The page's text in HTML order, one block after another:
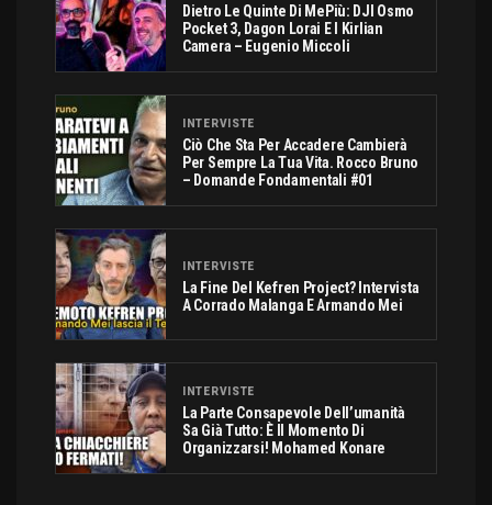
Dietro Le Quinte Di MePiù: DJI Osmo
Pocket 3, Dagon Lorai E I Kirlian
Camera – Eugenio Miccoli
INTERVISTE
Ciò Che Sta Per Accadere Cambierà
Per Sempre La Tua Vita. Rocco Bruno
– Domande Fondamentali #01
INTERVISTE
La Fine Del Kefren Project? Intervista
A Corrado Malanga E Armando Mei
INTERVISTE
La Parte Consapevole Dell’umanità
Sa Già Tutto: È Il Momento Di
Organizzarsi! Mohamed Konare